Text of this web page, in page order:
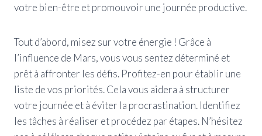
votre bien-être et promouvoir une journée productive.
Tout d’abord, misez sur votre énergie ! Grâce à
l’influence de Mars, vous vous sentez déterminé et
prêt à affronter les défis. Profitez-en pour établir une
liste de vos priorités. Cela vous aidera à structurer
votre journée et à éviter la procrastination. Identifiez
les tâches à réaliser et procédez par étapes. N’hésitez